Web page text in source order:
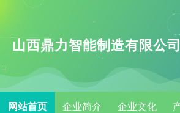
山西鼎力智能制造有限公司
网站首页 企业简介 企业文化